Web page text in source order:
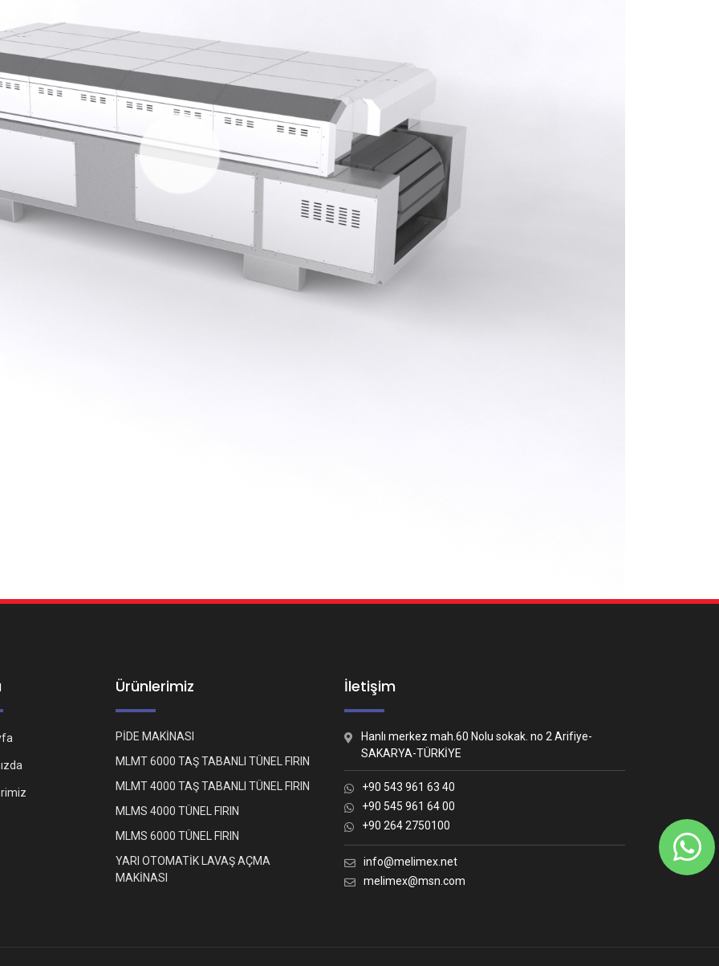
Ürünlerimiz
PİDE MAKİNASI
MLMT 6000 TAŞ TABANLI TÜNEL FIRIN
MLMT 4000 TAŞ TABANLI TÜNEL FIRIN
MLMS 4000 TÜNEL FIRIN
MLMS 6000 TÜNEL FIRIN
YARI OTOMATİK LAVAŞ AÇMA
MAKİNASI
İletişim
Hanlı merkez mah.60 Nolu sokak. no 2 Arifiye-
SAKARYA-TÜRKİYE
+90 543 961 63 40
+90 545 961 64 00
+90 264 2750100
info@melimex.net
melimex@msn.com